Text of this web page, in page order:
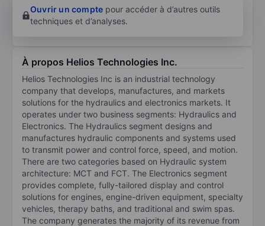
Ouvrir un compte pour accéder à d’autres outils
techniques et d’analyses.
À propos Helios Technologies Inc.
Helios Technologies Inc is an industrial technology
company that develops, manufactures, and markets
solutions for the hydraulics and electronics markets. It
operates under two business segments: Hydraulics and
Electronics. The Hydraulics segment designs and
manufactures hydraulic components and systems used
to transmit power and control force, speed, and motion.
There are two categories based on Hydraulic system
architecture: MCT and FCT. The Electronics segment
provides complete, fully-tailored display and control
solutions for engines, engine-driven equipment, specialty
vehicles, therapy baths, and traditional and swim spas.
The company generates the majority of its revenue from